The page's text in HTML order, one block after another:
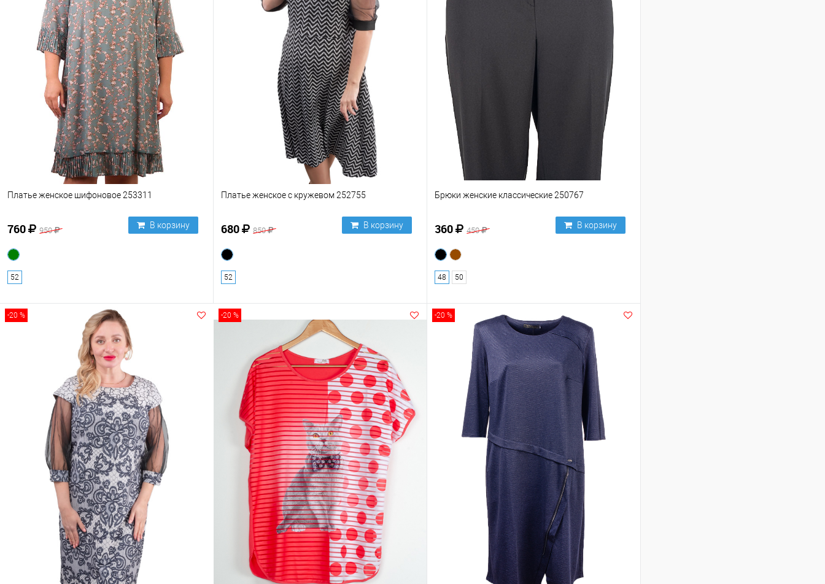
Платье женское шифоновое 253311
760 950
В корзину
52
Платье женское с кружевом 252755
680 850
В корзину
52
Брюки женские классические 250767
360 450
В корзину
48 50
-20 % -20 % -20 %